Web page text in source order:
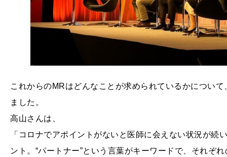
これからのMRはどんなことが求められているかについ
ました。
高山さんは、
「コロナでアポイントがないと医師に会えない状況が
ント。“パートナー”という言葉がキーワードで、それぞ